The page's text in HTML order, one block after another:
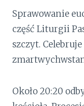
Sprawowanie
część Liturgii
szczyt.
Około 20:20